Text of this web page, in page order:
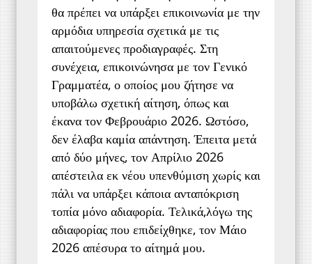
θα πρέπει να υπάρξει επικοινωνία με την
αρμόδια υπηρεσία σχετικά με τις
απαιτούμενες προδιαγραφές. Στη
συνέχεια, επικοινώνησα με τον Γενικό
Γραμματέα, ο οποίος μου ζήτησε να
υποβάλω σχετική αίτηση, όπως και
έκανα τον Φεβρουάριο 2026. Ωστόσο,
δεν έλαβα καμία απάντηση. Έπειτα μετά
από δύο μήνες, τον Απρίλιο 2026
απέστειλα εκ νέου υπενθύμιση χωρίς και
πάλι να υπάρξει κάποια ανταπόκριση
τοπία μόνο αδιαφορία. Τελικά,λόγω της
αδιαφορίας που επιδείχθηκε, τον Μάιο
2026 απέσυρα το αίτημά μου.